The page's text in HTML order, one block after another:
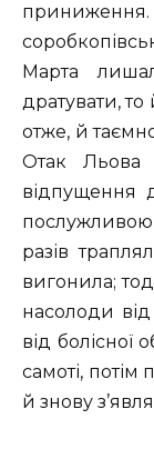
Марта
дратувати,
отже, й
Отак Льова
відпущення
послужливою
разів
вигонила;
насолоди
від
самоті,
й знову